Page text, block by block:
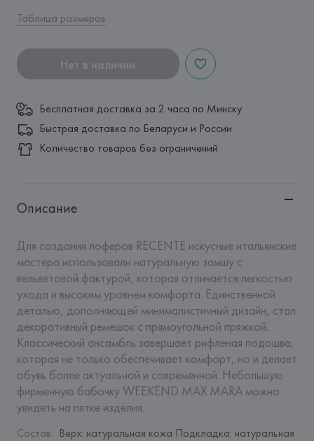
Таблица размеров
Нет в наличии
Бесплатная доставка за 2 часа по Минску
Быстрая доставка по Беларуси и России
Количество товаров без ограничений
Описание
Для создания лоферов RECENTE искусные итальянские
мастера использовали натуральную замшу с
вельветовой фактурой, которая отличается легкостью
ухода и высоким уровнем комфорта. Единственной
деталью, дополняющей минималистичный дизайн, стал
декоративный ремешок с прямоугольной пряжкой.
Классический ансамбль завершает рифленая подошва,
которая не только обеспечивает комфорт, но и делает
обувь более актуальной и современной. Небольшую
фирменную бабочку WEEKEND MAX MARA можно
увидеть на пятке изделия.
Состав: Верх: натуральная кожа Подкладка: натуральная